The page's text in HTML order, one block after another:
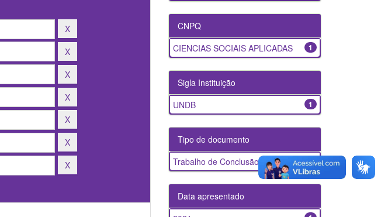
CNPQ
1
CIENCIAS SOCIAIS APLICADAS
Sigla Instituição
1
UNDB
Tipo de documento
1
Trabalho de Conclusão de Curso
Data apresentado